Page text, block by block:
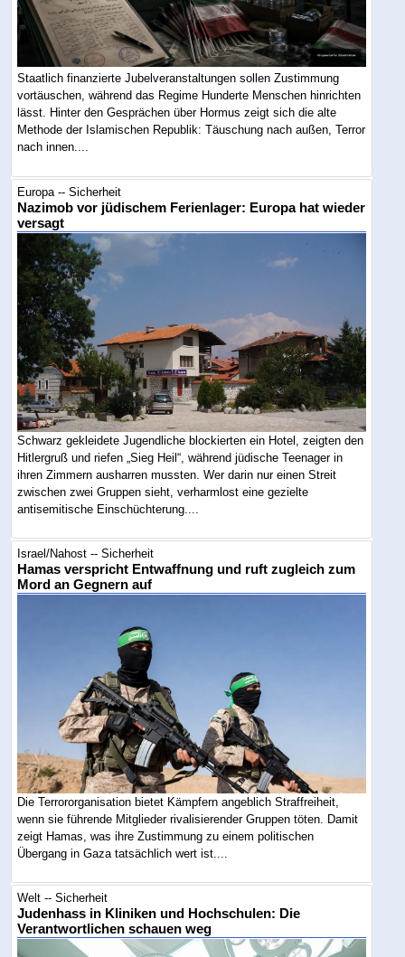
Staatlich finanzierte Jubelveranstaltungen sollen Zustimmung
vortäuschen, während das Regime Hunderte Menschen hinrichten
lässt. Hinter den Gesprächen über Hormus zeigt sich die alte
Methode der Islamischen Republik: Täuschung nach außen, Terror
nach innen....
Europa -- Sicherheit
Nazimob vor jüdischem Ferienlager: Europa hat wieder
versagt
Schwarz gekleidete Jugendliche blockierten ein Hotel, zeigten den
Hitlergruß und riefen „Sieg Heil“, während jüdische Teenager in
ihren Zimmern ausharren mussten. Wer darin nur einen Streit
zwischen zwei Gruppen sieht, verharmlost eine gezielte
antisemitische Einschüchterung....
Israel/Nahost -- Sicherheit
Hamas verspricht Entwaffnung und ruft zugleich zum
Mord an Gegnern auf
Die Terrororganisation bietet Kämpfern angeblich Straffreiheit,
wenn sie führende Mitglieder rivalisierender Gruppen töten. Damit
zeigt Hamas, was ihre Zustimmung zu einem politischen
Übergang in Gaza tatsächlich wert ist....
Welt -- Sicherheit
Judenhass in Kliniken und Hochschulen: Die
Verantwortlichen schauen weg